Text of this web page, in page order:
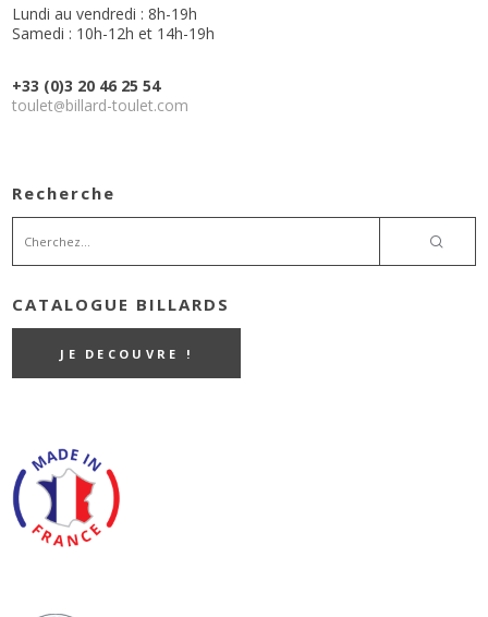
Lundi au vendredi : 8h-19h
Samedi : 10h-12h et 14h-19h
+33 (0)3 20 46 25 54
toulet@billard-toulet.com
Recherche
CATALOGUE BILLARDS
JE DECOUVRE !